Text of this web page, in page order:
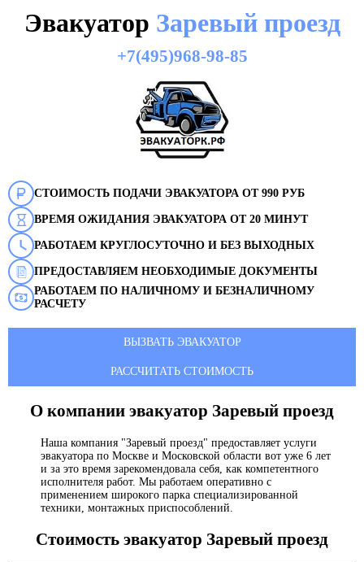
Эвакуатор Заревый проезд
+7(495)968-98-85
СТОИМОСТЬ ПОДАЧИ ЭВАКУАТОРА ОТ 990 РУБ
ВРЕМЯ ОЖИДАНИЯ ЭВАКУАТОРА ОТ 20 МИНУТ
РАБОТАЕМ КРУГЛОСУТОЧНО И БЕЗ ВЫХОДНЫХ
ПРЕДОСТАВЛЯЕМ НЕОБХОДИМЫЕ ДОКУМЕНТЫ
РАБОТАЕМ ПО НАЛИЧНОМУ И БЕЗНАЛИЧНОМУ
РАСЧЕТУ
ВЫЗВАТЬ ЭВАКУАТОР
РАССЧИТАТЬ СТОИМОСТЬ
О компании эвакуатор Заревый проезд
Наша компания "Заревый проезд" предоставляет услуги
эвакуатора по Москве и Московской области вот уже 6 лет
и за это время зарекомендовала себя, как компетентного
исполнителя работ. Мы работаем оперативно с
применением широкого парка специализированной
техники, монтажных приспособлений.
Стоимость эвакуатор Заревый проезд